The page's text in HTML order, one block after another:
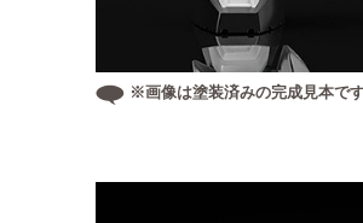
※画像は塗装済みの完成見本で